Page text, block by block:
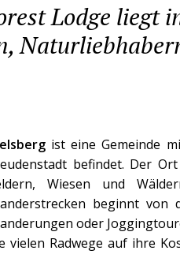
Lodge liegt
ist eine Gemeinde
befindet. Der
Wiesen und
beginnt von
oder
vielen Radwege auf ihre